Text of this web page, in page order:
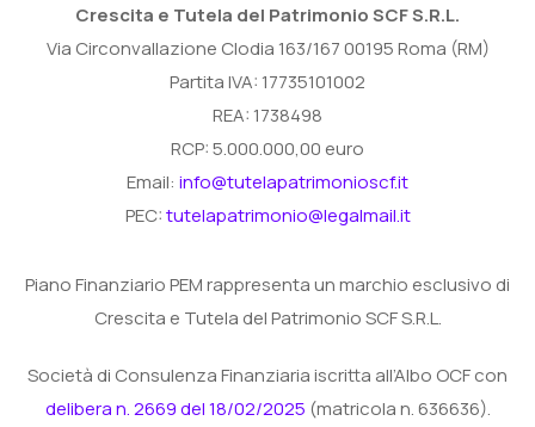
Piano Finanziario PEM rappresenta un marchio esclusivo di
Crescita e Tutela del Patrimonio SCF S.R.L.
Società di Consulenza Finanziaria iscritta all’Albo OCF con
delibera n. 2669 del 18/02/2025 (matricola n. 636636).
Crescita e Tutela del Patrimonio SCF S.R.L.
Via Circonvallazione Clodia 163/167 00195 Roma (RM)
Partita IVA: 17735101002
REA: 1738498
RCP: 5.000.000,00 euro
Email: info@tutelapatrimonioscf.it
PEC:tutelapatrimonio@legalmail.it